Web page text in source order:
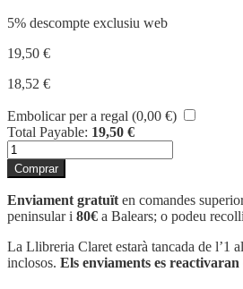
5% descompte exclusiu web
19,50 €
18,52 €
Embolicar per a regal (0,00 €)
Total Payable: 19,50 €
quantitat
de
EL
PIRATA
DE
CALA
MORISCA
Comprar
Enviament gratuït en comandes
peninsular i 80€ a Balears; o podeu
La Llibreria Claret estarà tancada de l’1
inclosos. Els enviaments es reactivaran